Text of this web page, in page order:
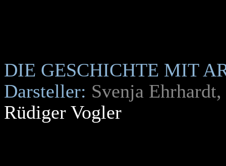
DIE GESCHICHTE MIT
Darsteller: Svenja
Rüdiger Vogler